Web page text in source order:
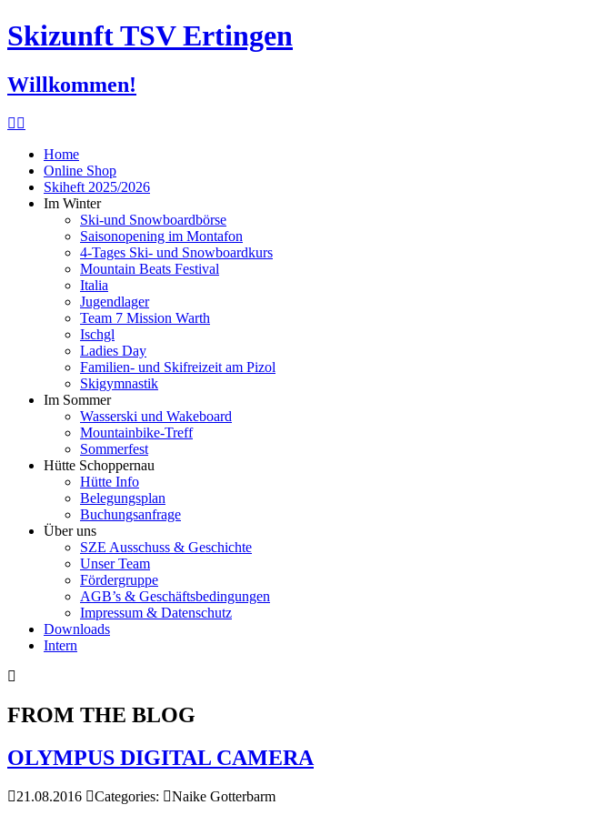
Skizunft TSV Ertingen
Willkommen!
Home
Online Shop
Skiheft 2025/2026
Im Winter
Ski-und Snowboardbörse
Saisonopening im Montafon
4-Tages Ski- und Snowboardkurs
Mountain Beats Festival
Italia
Jugendlager
Team 7 Mission Warth
Ischgl
Ladies Day
Familien- und Skifreizeit am Pizol
Skigymnastik
Im Sommer
Wasserski und Wakeboard
Mountainbike-Treff
Sommerfest
Hütte Schoppernau
Hütte Info
Belegungsplan
Buchungsanfrage
Über uns
SZE Ausschuss & Geschichte
Unser Team
Fördergruppe
AGB’s & Geschäftsbedingungen
Impressum & Datenschutz
Downloads
Intern
FROM THE BLOG
OLYMPUS DIGITAL CAMERA
21.08.2016 Categories: Naike Gotterbarm